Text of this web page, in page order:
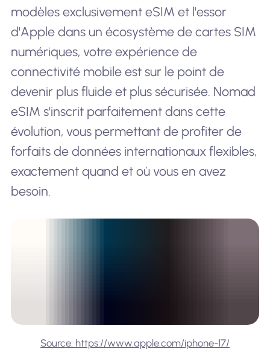
modèles exclusivement eSIM et l'essor
d'Apple dans un écosystème de cartes SIM
numériques, votre expérience de
connectivité mobile est sur le point de
devenir plus fluide et plus sécurisée. Nomad
eSIM s'inscrit parfaitement dans cette
évolution, vous permettant de profiter de
forfaits de données internationaux flexibles,
exactement quand et où vous en avez
besoin.
Source: https://www.apple.com/iphone-17/